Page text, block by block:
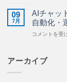
工
管
図
理・
北
の
AI・
DX
支
動
型
開
発
は？
09
7月
AIチャッ
自動化・
AI
ッ
ト
コメントを受
アーカイブ